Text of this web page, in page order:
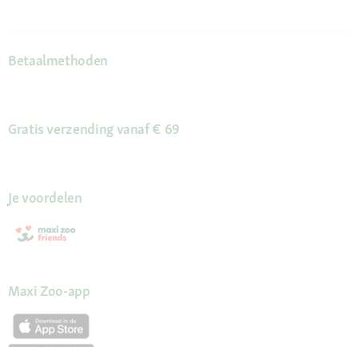
Betaalmethoden
Gratis verzending vanaf € 69
Je voordelen
Maxi Zoo-app